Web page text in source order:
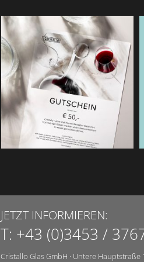
JETZT INFORMIEREN:
T: +43 (0)3453 /
Cristallo Glas GmbH · Untere Hauptstraße